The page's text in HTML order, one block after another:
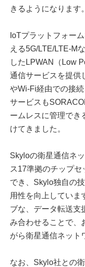
きるようになります。
IoTプラットフォー
える5G/LTE/LTE-M
したLPWAN（Low
通信サービスを提供
やWi-Fi経由での接
サービスも
ームレスに管理でき
けてきました。
Skyloの衛星通信ネ
ス17準拠のチップ
でき、Skylo独自の
用性を向上していま
ブな、データ転送支
み合わせることで、
がら衛星通信ネット
なお、Skylo社との